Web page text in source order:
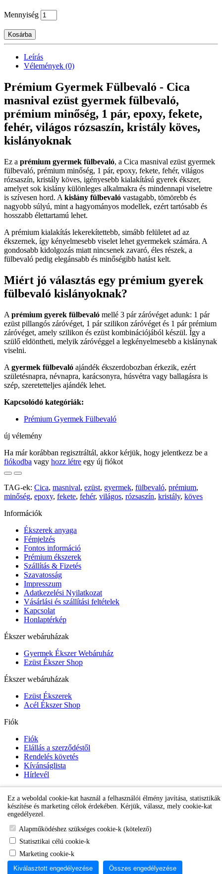
Mennyiség
Kosárba
Leírás
Vélemények (0)
Prémium Gyermek Fülbevaló - Cica
masnival ezüst gyermek fülbevaló,
prémium minőség, 1 pár, epoxy, fekete,
fehér, világos rózsaszín, kristály köves,
kislányoknak
Ez a prémium gyermek fülbevaló, a Cica masnival ezüst gyermek
fülbevaló, prémium minőség, 1 pár, epoxy, fekete, fehér, világos
rózsaszín, kristály köves, igényesebb kialakítású gyerek ékszer,
amelyet sok kislány különleges alkalmakra és mindennapi viseletre
is szívesen hord. A kislány fülbevaló vastagabb, tömörebb és
nagyobb súlyú, mint a hagyományos modellek, ezért tartósabb és
hosszabb élettartamú lehet.
A prémium kialakítás lekerekítettebb, simább felületet ad az
ékszernek, így kényelmesebb viselet lehet gyermekek számára. A
gondosabb kidolgozás miatt nincsenek zavaró, éles részek, a
fülbevaló pedig elegánsabb és minőségibb hatást kelt.
Miért jó választás egy prémium gyerek
fülbevaló kislányoknak?
A prémium gyerek fülbevaló mellé 3 pár záróvéget adunk: 1 pár
ezüst pillangós záróvéget, 1 pár szilikon záróvéget és 1 pár prémium
záróvéget, amely szilikon és ezüst kombinációjából készül. Így a
szülő eldöntheti, melyik záróvéggel a legkényelmesebb a kislánynak
viselni.
A gyermek fülbevaló ajándék ékszerdobozban érkezik, ezért
születésnapra, névnapra, karácsonyra, húsvétra vagy ballagásra is
szép, szeretetteljes ajándék lehet.
Kapcsolódó kategóriák:
Prémium Gyermek Fülbevaló
új vélemény
Ha már korábban regisztráltál, akkor kérjük, hogy jelentkezz be a
fiókodba vagy hozz létre egy új fiókot
TAG-ek: Cica, masnival, ezüst, gyermek, fülbevaló, prémium,
minőség, epoxy, fekete, fehér, világos, rózsaszín, kristály, köves
Információk
Ékszerek anyaga
Fémjelzés
Fontos információ
Prémium ékszerek
Szállítás & Fizetés
Szavatosság
Impresszum
Adatkezelési Nyilatkozat
Vásárlási és szállítási feltételek
Kapcsolat
Honlaptérkép
Ékszer webáruházak
Gyermek Ékszer Webáruház
Ezüst Ékszer Shop
Ékszer webáruházak
Ezüst Ékszerek
Acél Ékszer Shop
Fiók
Fiók
Elállás a szerződéstől
Rendelés követés
Kívánságlista
Hírlevél
Gyermek Ékszer Shop
Ez a weboldal cookie-kat használ a felhasználói élmény javítása, statisztikák
készítése és marketing célok érdekében. Kérjük, válassz, mely cookie-kat
engedélyezel.
Alapműködéshez szükséges cookie-k (kötelező)
Statisztikai célú cookie-k
Marketing cookie-k
Kiválasztott engedélyezése
Összes engedélyezése